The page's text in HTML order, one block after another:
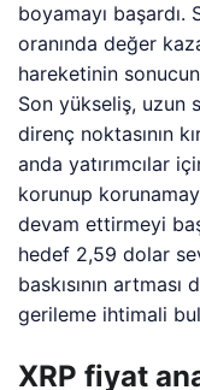
boyamayı başardı.
oranında değer
hareketinin
Son yükseliş, uzun
direnç noktasının
anda yatırımcılar
korunup
devam ettirmeyi
hedef 2,59 dolar
baskısının
gerileme ihtimali
XRP fiyat